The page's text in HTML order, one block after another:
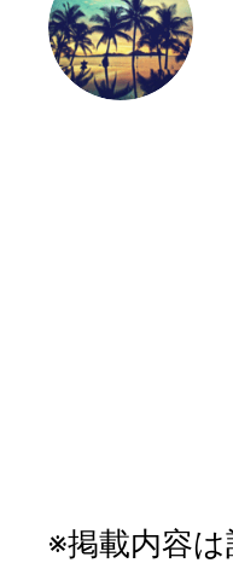
※掲載内容